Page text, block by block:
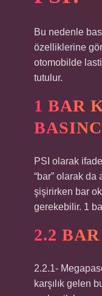
Bu nedenle
özelliklerine
otomobilde
tutulur.
1 BAR
PSI olarak
“bar” olarak da
şişirirken bar
gerekebilir. 1
2.2
2.2.1-
karşılık gelen